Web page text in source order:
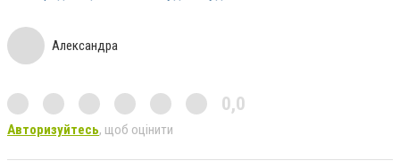
Александра
0,0
Авторизуйтесь, щоб оцінити